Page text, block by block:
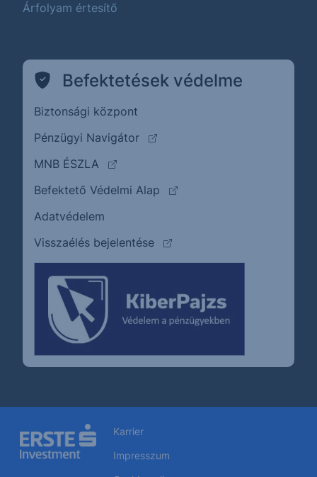
Árfolyam értesítő
Befektetések védelme
Biztonsági központ
Pénzügyi Navigátor
(külső oldalra ugrik)
MNB ÉSZLA
(külső oldalra ugrik)
Befektető Védelmi Alap
(külső oldalra ugrik)
Adatvédelem
Visszaélés bejelentése
(külső oldalra ugrik)
Karrier
Impresszum